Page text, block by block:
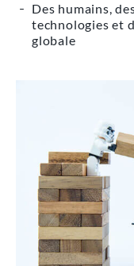
Des humains,
technologies et
globale